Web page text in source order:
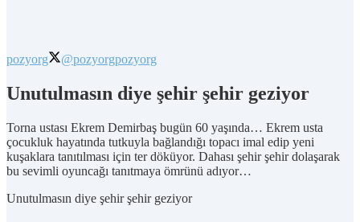
pozyorg @pozyorgpozyorg
Unutulmasın diye şehir şehir geziyor
Torna ustası Ekrem Demirbaş bugün 60 yaşında… Ekrem usta
çocukluk hayatında tutkuyla bağlandığı topacı imal edip yeni
kuşaklara tanıtılması için ter döküyor. Dahası şehir şehir dolaşarak
bu sevimli oyuncağı tanıtmaya ömrünü adıyor…
Unutulmasın diye şehir şehir geziyor